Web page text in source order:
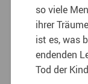
so viele
ihrer
ist es, was
endenden
Tod der